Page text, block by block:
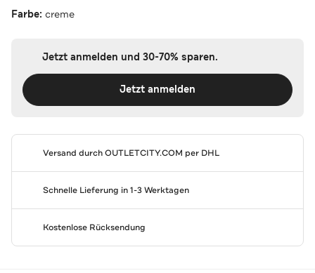
Farbe: creme
Jetzt anmelden und 30-70% sparen.
Jetzt anmelden
Versand durchOUTLETCITY.COM per DHL
Schnelle Lieferung in 1-3 Werktagen
Kostenlose Rücksendung